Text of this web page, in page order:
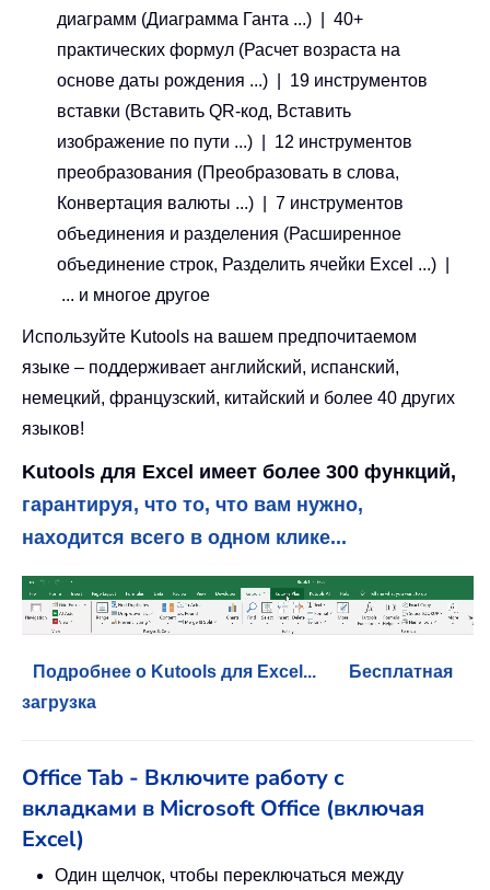
диаграмм (Диаграмма Ганта ...) | 40+
практических формул (Расчет возраста на
основе даты рождения ...) | 19 инструментов
вставки (Вставить QR-код, Вставить
изображение по пути ...) | 12 инструментов
преобразования (Преобразовать в слова,
Конвертация валюты ...) | 7 инструментов
объединения и разделения (Расширенное
объединение строк, Разделить ячейки Excel ...) |
... и многое другое
Используйте Kutools на вашем предпочитаемом
языке – поддерживает английский, испанский,
немецкий, французский, китайский и более 40 других
языков!
Kutools для Excel имеет более 300 функций,
гарантируя, что то, что вам нужно,
находится всего в одном клике...
Подробнее о Kutools для Excel...
Бесплатная
загрузка
Office Tab - Включите работу с
вкладками в Microsoft Office (включая
Excel)
Один щелчок, чтобы переключаться между